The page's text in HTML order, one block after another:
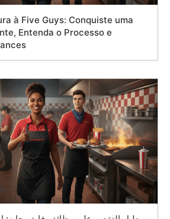
à Five Guys: Conquiste uma
Entenda o Processo e